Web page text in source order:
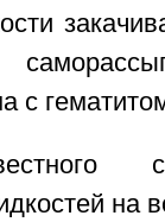
с
на